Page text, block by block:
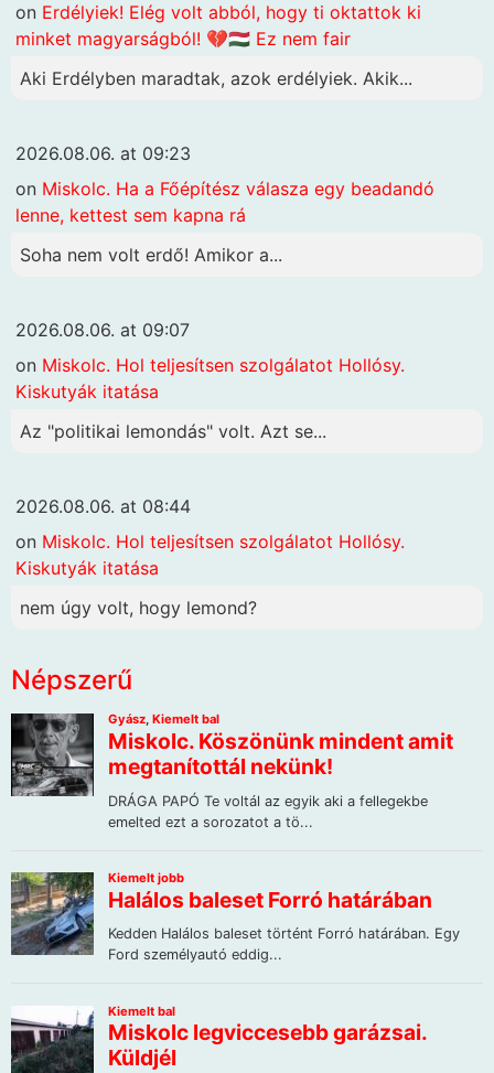
on Erdélyiek! Elég volt abból, hogy ti oktattok ki
minket magyarságból! 💔🇭🇺 Ez nem fair
Aki Erdélyben maradtak, azok erdélyiek. Akik...
2026.08.06. at 09:23
on Miskolc. Ha a Főépítész válasza egy beadandó
lenne, kettest sem kapna rá
Soha nem volt erdő! Amikor a...
2026.08.06. at 09:07
on Miskolc. Hol teljesítsen szolgálatot Hollósy.
Kiskutyák itatása
Az "politikai lemondás" volt. Azt se...
2026.08.06. at 08:44
on Miskolc. Hol teljesítsen szolgálatot Hollósy.
Kiskutyák itatása
nem úgy volt, hogy lemond?
Népszerű